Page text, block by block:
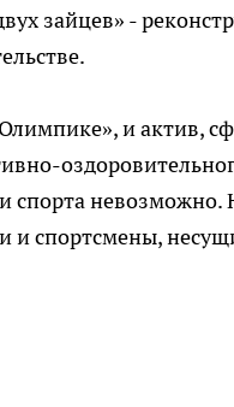
зайцев» -
и актив,
невозможно.
спортсмены,